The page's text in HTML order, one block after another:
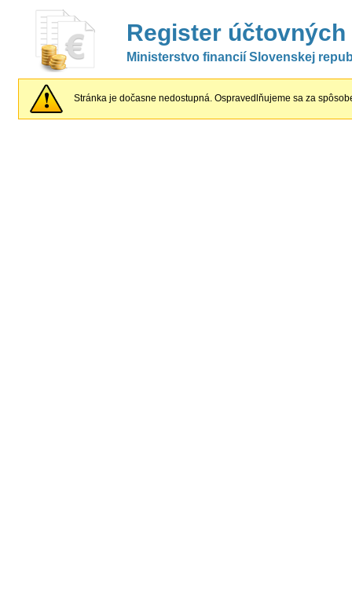
Register účtovných
Ministerstvo financií Slovenskej
Stránka je dočasne nedostupná. Ospravedlňujeme sa za